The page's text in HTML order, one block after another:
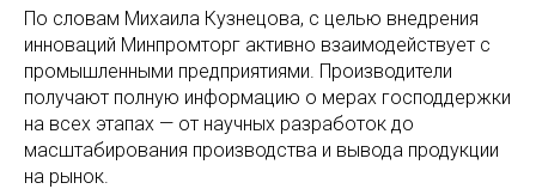
По словам Михаила Кузнецова, с целью внедрения
инноваций Минпромторг активно взаимодействует с
промышленными предприятиями. Производители
получают полную информацию о мерах господдержки
на всех этапах — от научных разработок до
масштабирования производства и вывода продукции
на рынок.